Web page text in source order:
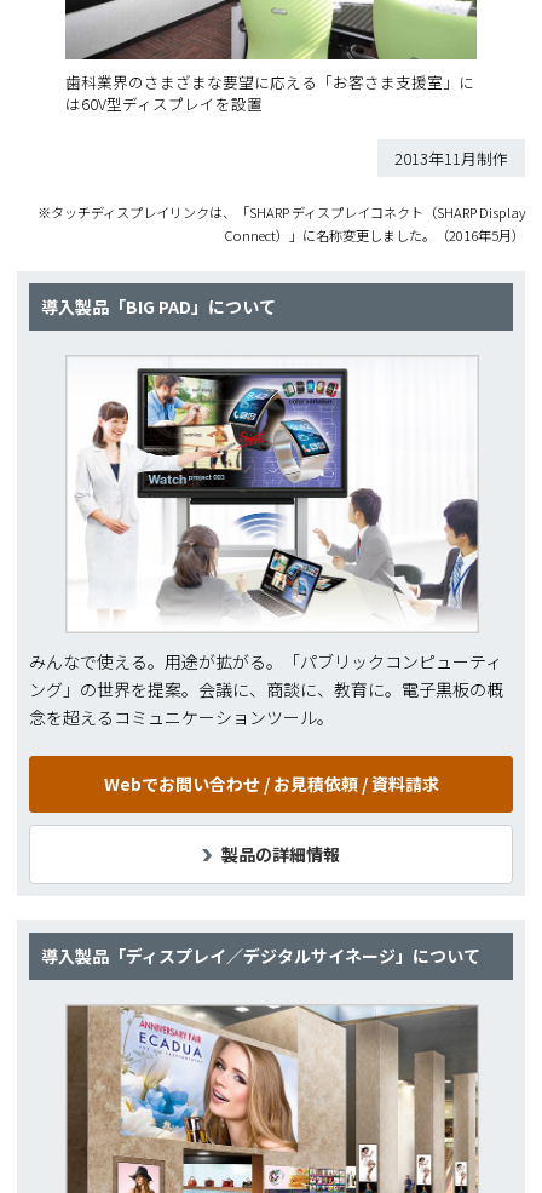
歯科業界のさまざまな要望に応える「お客さま支援室」に
は60V型ディスプレイを設置
2013年11月制作
※タッチディスプレイリンクは、「SHARP ディスプレイコネクト（SHARP Display
Connect）」に名称変更しました。（2016年5月）
導入製品「BIG PAD」について
みんなで使える。用途が拡がる。「パブリックコンピューティ
ング」の世界を提案。会議に、商談に、教育に。電子黒板の概
念を超えるコミュニケーションツール。
Webでお問い合わせ / お見積依頼 / 資料請求
製品の詳細情報
導入製品「ディスプレイ／デジタルサイネージ」について